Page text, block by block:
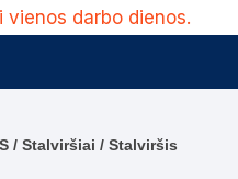
darbo dienos.
/Stalviršiai / Stalviršis